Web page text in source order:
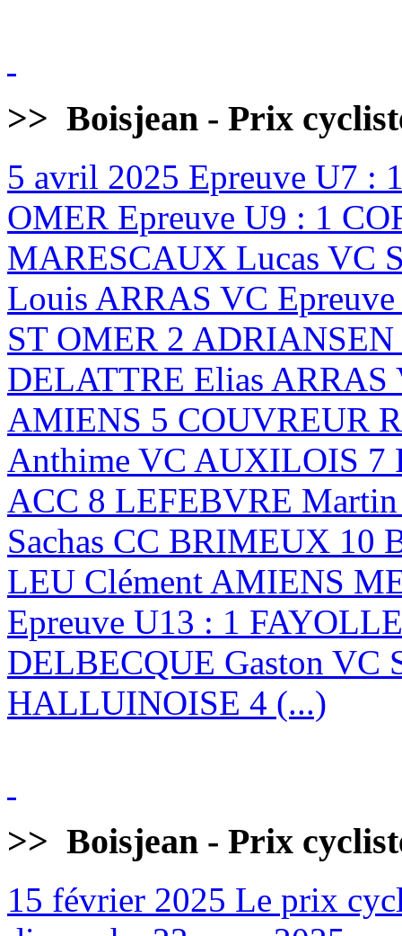
>> Boisjean - Prix
5 avril 2025 Epreuve U7 :
OMER Epreuve U9 : 1
MARESCAUX Lucas VC
Louis ARRAS VC
ST OMER 2
DELATTRE Elias
AMIENS 5 COUVREUR
Anthime VC AUXILOIS 7
ACC 8 LEFEBVRE
Sachas CC BRIMEUX 10
LEU Clément AMIENS
Epreuve U13 : 1
DELBECQUE Gaston VC
HALLUINOISE 4 (...)
>> Boisjean - Prix
15 février 2025 Le prix